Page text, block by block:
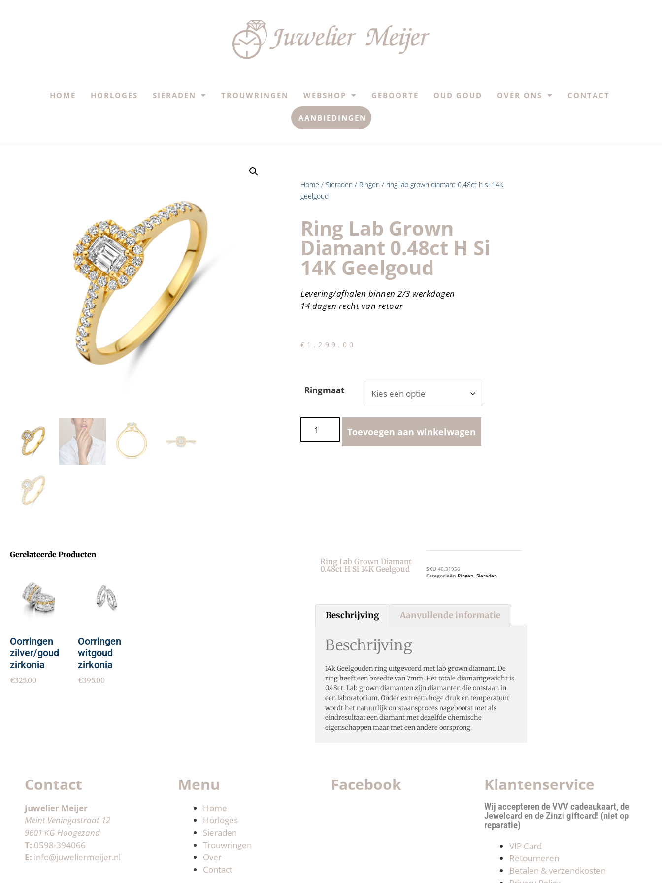
HOME HORLOGES SIERADEN TROUWRINGEN WEBSHOP GEBOORTE OUD GOUD OVER ONS CONTACT
AANBIEDINGEN
Home / Sieraden / Ringen / ring lab grown diamant 0.48ct h si 14K
geelgoud
Ring Lab Grown
Diamant 0.48ct H Si
14K Geelgoud
Levering/afhalen binnen 2/3 werkdagen
14 dagen recht van retour
€ 1,299.00
Ringmaat
Toevoegen aan winkelwagen
Gerelateerde Producten
Oorringen
zilver/goud
zirkonia
€325.00
Oorringen
witgoud
zirkonia
€395.00
Ring Lab Grown Diamant
0.48ct H Si 14K Geelgoud SKU 40.31956
Categorieën Ringen, Sieraden
Beschrijving Aanvullende informatie
Beschrijving
14k Geelgouden ring uitgevoerd met lab grown diamant. De
ring heeft een breedte van 7mm. Het totale diamantgewicht is
0.48ct. Lab grown diamanten zijn diamanten die ontstaan in
een laboratorium. Onder extreem hoge druk en temperatuur
wordt het natuurlijk ontstaansproces nagebootst met als
eindresultaat een diamant met dezelfde chemische
eigenschappen maar met een andere oorsprong.
Contact
Juwelier Meijer
Meint Veningastraat 12
9601 KG Hoogezand
T: 0598-394066
E: info@juweliermeijer.nl
Menu
Home
Horloges
Sieraden
Trouwringen
Over
Contact
Facebook Klantenservice
Wij accepteren de VVV cadeaukaart, de
Jewelcard en de Zinzi giftcard! (niet op
reparatie)
VIP Card
Retourneren
Betalen & verzendkosten